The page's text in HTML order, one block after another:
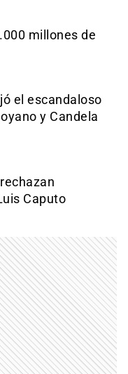
millones de
el escandaloso
y Candela
Caputo